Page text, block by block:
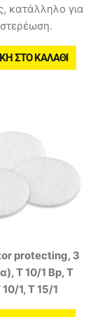
κατάλληλο για
στερέωση.
ΣΤΟ ΚΑΛΆΘΙ
protecting, 3
T 10/1 Bp, T
1, T 15/1